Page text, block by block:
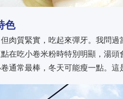
色
肉質緊實，吃起來彈牙。我問
在吃小卷米粉時特別明顯，湯
通常最棒，冬天可能瘦一點。這